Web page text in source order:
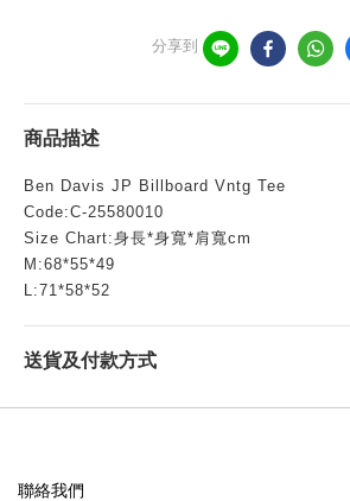
分享到
商品描述
Ben Davis JP Billboard Vntg Tee
Code:C-25580010
Size Chart:身長*身寬*肩寬cm
M:68*55*49
L:71*58*52
送貨及付款方式
聯絡我們